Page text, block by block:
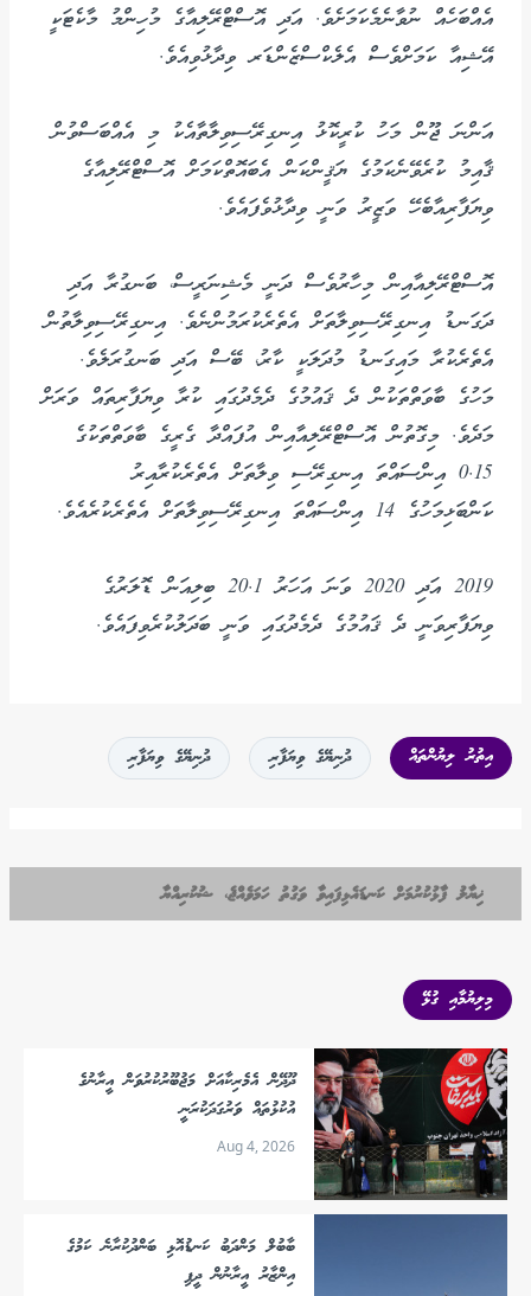
އެއްބަހެއް ނުވާނެމެކަމަށެވެ. އަދި އޮސްޓްރޭލިއާގެ މުހިންމު މާކެޓަކީ
އޭޝިއާ ކަމަށްވެސް އެލެކްސްޒެންޑަރ ވިދާޅުވިއެވެ.
އަންނަ ޖޫން މަހު ކުރީކޮޅު އިނގިރޭސިވިލާތާއެކު މި އެއްބަސްވުން
ޤާއިމު ކުރެވޭނެކަމުގެ ޔަޤީންކަން އެބައޮތްކަމަށް އޮސްޓްރޭލިއާގެ
ވިޔަފާރިއާބެހޭ ވަޒީރު ވަނީ ވިދާޅުވެފައެވެ.
އޮސްޓްރޭލިއާއިން މިހާރުވެސް ދަނީ މެޝިނަރީސް، ބަނގުރާ އަދި
ދަގަނޑު އިނގިރޭސިވިލާތަށް އެތެރެކުރަމުންނެވެ. އިނގިރޭސިވިލާތުން
އެތެރެކުރާ މައިގަނޑު މުދަލަކީ ކާރު، ބޭސް އަދި ބަނގުރަލެވެ.
މަހުގެ ބާވަތްތަކުން ދެ ޤައުމުގެ ދެމެދުގައި ކުރާ ވިޔަފާރިތައް ވަރަށް
މަދެވެ. މިގޮތުން އޮސްޓްރޭލިއާއިން އުފައްދާ ގެރީގެ ބާވަތްތަކުގެ
0.15 އިންސައްތަ އިނގިރޭސި ވިލާތަށް އެތެރެކުރާއިރު
ކަންބަޅިމަހުގެ 14 އިންސައްތަ އިނގިރޭސިވިލާތަށް އެތެރެކުރެއެވެ.
2019 އަދި 2020 ވަނަ އަހަރު 20.1 ބިލިއަން ޑޮލަރުގެ
ވިޔަފާރިވަނީ ދެ ޤައުމުގެ ދެމެދުގައި ވަނީ ބަދަލުކުރެވިފައެވެ.
އިތުރު ލިޔުންތައް ދުނިޔޭގެ ވިޔަފާރި ދުނިޔޭގެ ވިޔަފާރި
ޚިޔާލު ފާޅުކުރުމަށް ކަނޑައެޅިފައިވާ ވަގުތު ހަމަވެއްޖެ، ޝުކުރިއްޔާ
މިލިޔުމާއި ގުޅޭ
ދޫދޭން އެމެރިކާއަށް މަޖުބޫރުކުރުވަން އީރާނުގެ
އުކުޅުތައް ވަރުގަދަކުރަނީ
Aug 4, 2026
ބާބުލް މަންދަބު ކަނޑުއޮޅި ބަންދުކުރާނެ ކަމުގެ
އިންޒާރު އީރާނުން ދީފި